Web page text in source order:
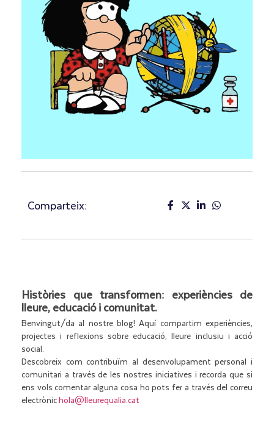
Comparteix:
Històries que transformen: experiències de
lleure, educació i comunitat.
Benvingut/da al nostre blog! Aquí compartim experiències,
projectes i reflexions sobre educació, lleure inclusiu i acció
social.
Descobreix com contribuïm al desenvolupament personal i
comunitari a través de les nostres iniciatives i recorda que si
ens vols comentar alguna cosa ho pots fer a través del correu
electrònichola@lleurequalia.cat